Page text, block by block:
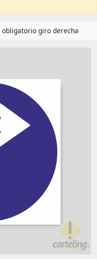
obligatorio giro derecha